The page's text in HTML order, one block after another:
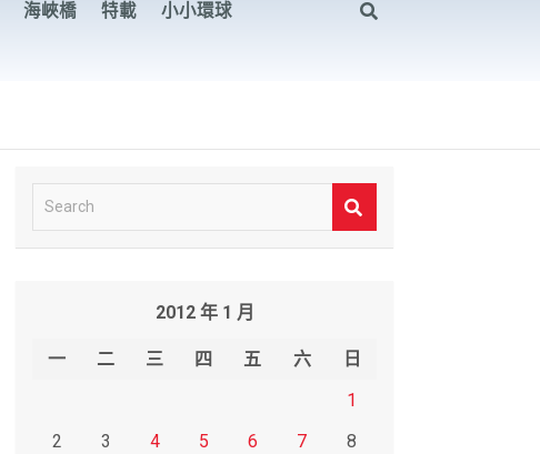
海峽橋 特載 小小環球
e
2012 年 1 月
一 二 三 四 五 六
日
1
2
3 4 5 6 7
8